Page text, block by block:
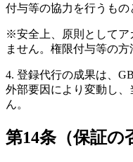
付与等の協力を行うもの
※安全上、原則としてア
ません。権限付与等の方
4. 登録代行の成果は、
外部要因により変動し
ん。
第14条（保証の